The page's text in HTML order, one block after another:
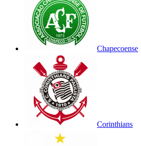
Chapecoense
Corinthians